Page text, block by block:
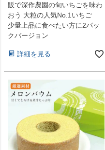
販で深作農園の旬いちごを味わ
おう 大粒の人気No.1いちご
少量上品に食べたい方に2パッ
クバージョン
詳細を見る